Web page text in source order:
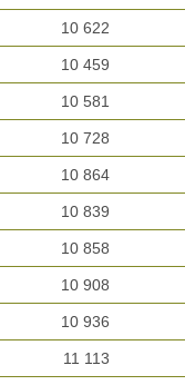
10 622
10 459
10 581
10 728
10 864
10 839
10 858
10 908
10 936
11 113